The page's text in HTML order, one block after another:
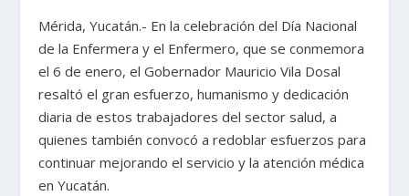
Mérida, Yucatán.- En la celebración del Día Nacional
de la Enfermera y el Enfermero, que se conmemora
el 6 de enero, el Gobernador Mauricio Vila Dosal
resaltó el gran esfuerzo, humanismo y dedicación
diaria de estos trabajadores del sector salud, a
quienes también convocó a redoblar esfuerzos para
continuar mejorando el servicio y la atención médica
en Yucatán.